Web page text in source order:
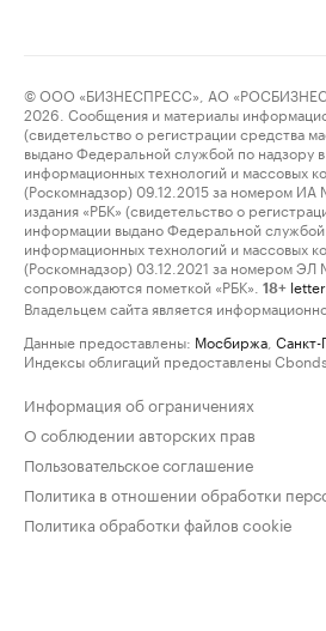
© ООО «БИЗНЕСПРЕСС», АО
2026. Сообщения и материалы
(свидетельство о регистрации средства
выдано Федеральной службой по надзору
информационных технологий и массовых
(Роскомнадзор) 09.12.2015 за номером
издания «РБК» (свидетельство о
информации выдано Федеральной службой
информационных технологий и массовых
(Роскомнадзор) 03.12.2021 за номером
сопровождаются пометкой «РБК».
18+
Владельцем сайта является
Данные предоставлены: Мосбиржа
Индексы облигаций предоставлены
Информация об ограничениях
О соблюдении авторских прав
Пользовательское соглашение
Политика в отношении обработки
Политика обработки файлов cookie